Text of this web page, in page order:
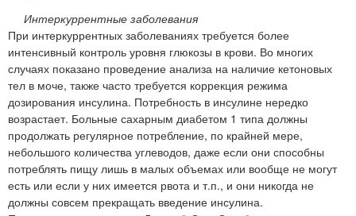
Интеркуррентные заболевания
При интеркуррентных заболеваниях требуется более
интенсивный контроль уровня глюкозы в крови. Во многих
случаях показано проведение анализа на наличие кетоновых
тел в моче, также часто требуется коррекция режима
дозирования инсулина. Потребность в инсулине нередко
возрастает. Больные сахарным диабетом 1 типа должны
продолжать регулярное потребление, по крайней мере,
небольшого количества углеводов, даже если они способны
потреблять пищу лишь в малых объемах или вообще не могут
есть или если у них имеется рвота и т.п., и они никогда не
должны совсем прекращать введение инсулина.